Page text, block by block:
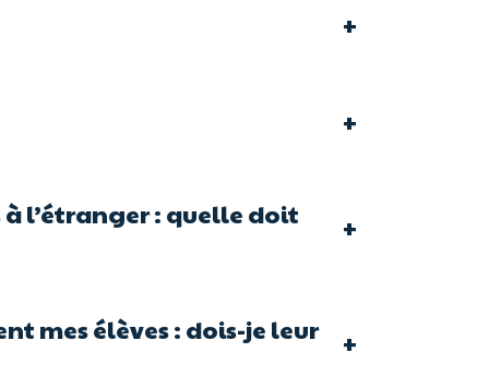
+
+
l’étranger : quelle doit +
mes élèves : dois-je leur +